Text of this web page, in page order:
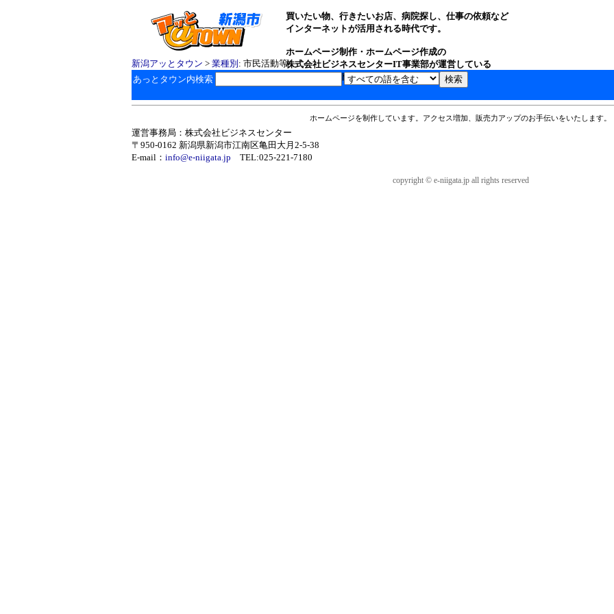
買いたい物、行きたいお店、病院探し、仕事の依頼など
インターネットが活用される時代です。
ホームページ制作・ホームページ作成の
株式会社ビジネスセンターIT事業部が運営している
ポータルサイトです。
新潟アッとタウン > 業種別 : 市民活動等
あっとタウン内検索
ホームページを制作しています。アクセス増加、販売力アップのお手伝いをいたします。
運営事務局：株式会社ビジネスセンター
〒950-0162 新潟県新潟市江南区亀田大月2-5-38
E-mail： info@e-niigata.jp TEL:025-221-7180
copyright © e-niigata.jp all rights reserved